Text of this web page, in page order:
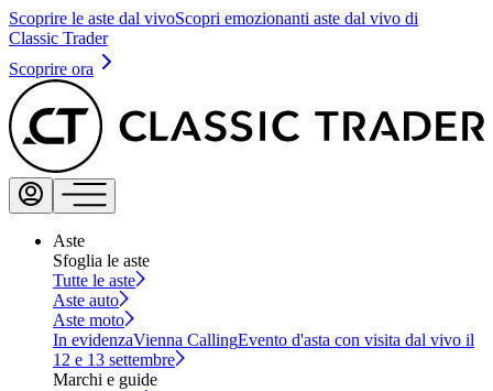
Scoprire le aste dal vivoScopri emozionanti aste dal vivo di
Classic Trader
Scoprire ora
Aste
Sfoglia le aste
Tutte le aste
Aste auto
Aste moto
In evidenzaVienna CallingEvento d'asta con visita dal vivo il
12 e 13 settembre
Marchi e guide